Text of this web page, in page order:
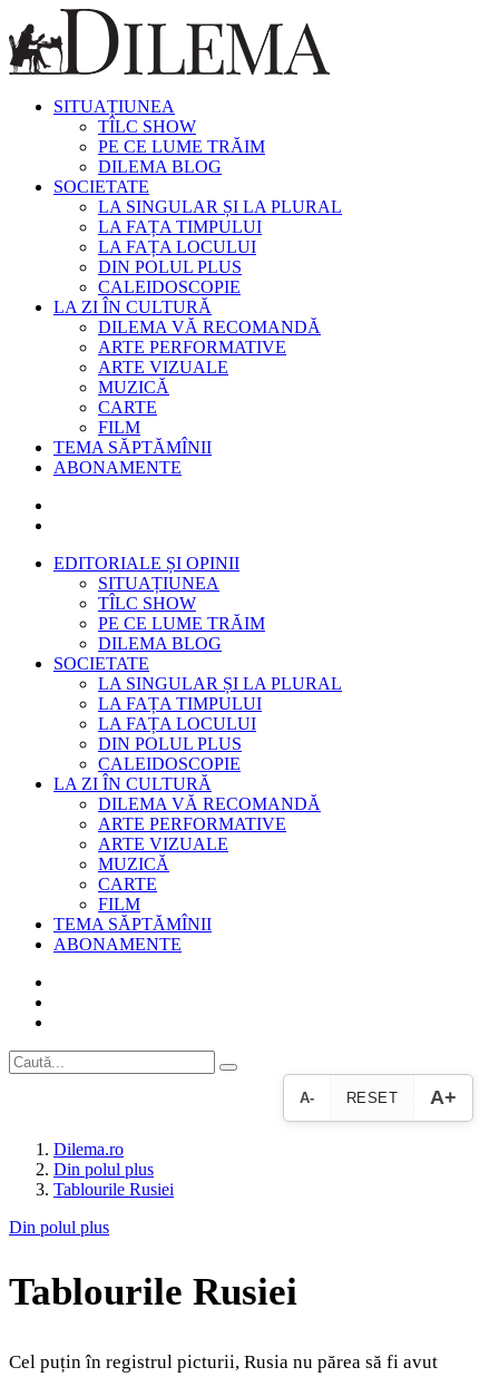
SITUAȚIUNEA
TÎLC SHOW
PE CE LUME TRĂIM
DILEMA BLOG
SOCIETATE
LA SINGULAR ȘI LA PLURAL
LA FAȚA TIMPULUI
LA FAȚA LOCULUI
DIN POLUL PLUS
CALEIDOSCOPIE
LA ZI ÎN CULTURĂ
DILEMA VĂ RECOMANDĂ
ARTE PERFORMATIVE
ARTE VIZUALE
MUZICĂ
CARTE
FILM
TEMA SĂPTĂMÎNII
ABONAMENTE
EDITORIALE ȘI OPINII
SITUAȚIUNEA
TÎLC SHOW
PE CE LUME TRĂIM
DILEMA BLOG
SOCIETATE
LA SINGULAR ȘI LA PLURAL
LA FAȚA TIMPULUI
LA FAȚA LOCULUI
DIN POLUL PLUS
CALEIDOSCOPIE
LA ZI ÎN CULTURĂ
DILEMA VĂ RECOMANDĂ
ARTE PERFORMATIVE
ARTE VIZUALE
MUZICĂ
CARTE
FILM
TEMA SĂPTĂMÎNII
ABONAMENTE
A- RESET A+
Dilema.ro
Din polul plus
Tablourile Rusiei
Din polul plus
Tablourile Rusiei
Cel puțin în registrul picturii, Rusia nu părea să fi avut